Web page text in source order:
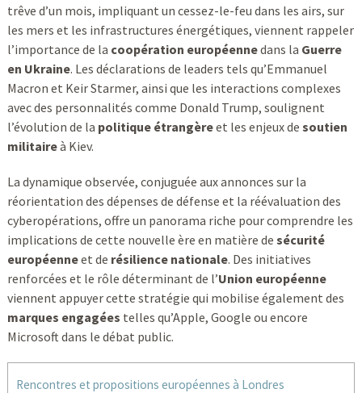
trêve d’un mois, impliquant un cessez-le-feu dans les airs, sur
les mers et les infrastructures énergétiques, viennent rappeler
l’importance de la coopération européennedans la Guerre
en Ukraine. Les déclarations de leaders tels qu’Emmanuel
Macron et Keir Starmer, ainsi que les interactions complexes
avec des personnalités comme Donald Trump, soulignent
l’évolution de la politique étrangèreet les enjeux de soutien
militaireà Kiev.
La dynamique observée, conjuguée aux annonces sur la
réorientation des dépenses de défense et la réévaluation des
cyberopérations, offre un panorama riche pour comprendre les
implications de cette nouvelle ère en matière de sécurité
européenneet de résilience nationale. Des initiatives
renforcées et le rôle déterminant de l’Union européenne
viennent appuyer cette stratégie qui mobilise également des
marques engagées telles qu’Apple, Google ou encore
Microsoft dans le débat public.
Rencontres et propositions européennes à Londres